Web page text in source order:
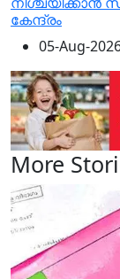
കേന്ദ്രം
05-Aug-
More